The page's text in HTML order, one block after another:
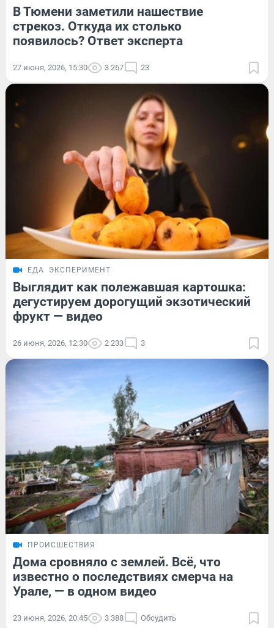
В Тюмени заметили нашествие
стрекоз. Откуда их столько
появилось? Ответ эксперта
27 июня, 2026, 15:30 3 267 23
ЕДА ЭКСПЕРИМЕНТ
Выглядит как полежавшая картошка:
дегустируем дорогущий экзотический
фрукт — видео
26 июня, 2026, 12:30 2 233 3
ПРОИСШЕСТВИЯ
Дома сровняло с землей. Всё, что
известно о последствиях смерча на
Урале, — в одном видео
23 июня, 2026, 20:45 3 388 Обсудить